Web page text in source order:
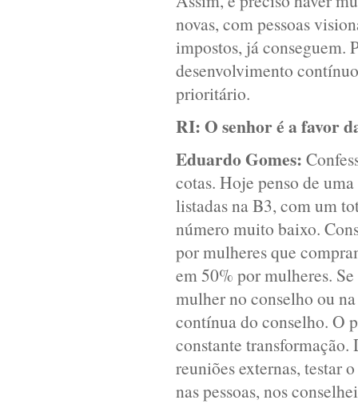
novas, com pessoas
impostos, já conseguem.
desenvolvimento
prioritário.
RI:O senhor é a favor
Eduardo Gomes:
cotas. Hoje penso de
listadas na B3, com um
número muito baixo.
por mulheres que
em 50% por mulheres.
mulher no conselho ou
contínua do conselho. O
constante transformação.
reuniões externas, testar
nas pessoas, nos